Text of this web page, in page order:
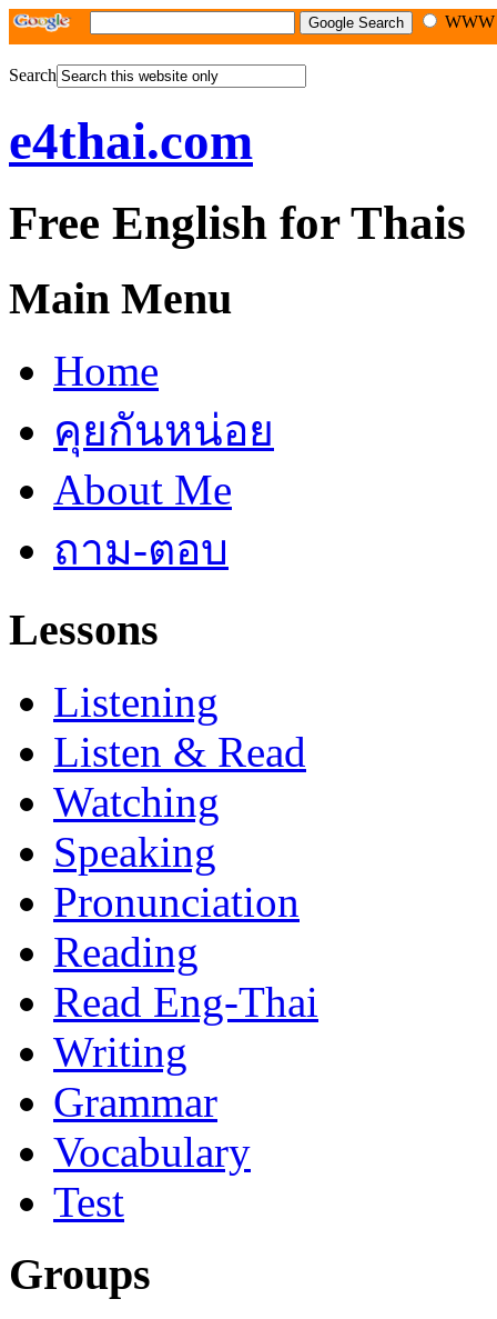
Search
e4thai.com
Free English for Thais
Main Menu
Home
คุยกันหน่อย
About Me
ถาม-ตอบ
Lessons
Listening
Listen & Read
Watching
Speaking
Pronunciation
Reading
Read Eng-Thai
Writing
Grammar
Vocabulary
Test
Groups